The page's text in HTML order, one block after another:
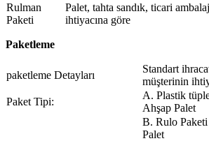
Rulman
Paketi
Palet, tahta sandık, ticari
ihtiyacına göre
Paketleme
paketleme Detayları
Standart
müşterinin
Paket Tipi:
A. Plastik
Ahşap Palet
B. Rulo
Palet